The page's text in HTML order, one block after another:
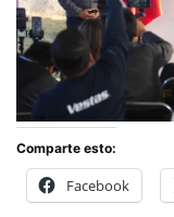
Comparte esto:
Facebook